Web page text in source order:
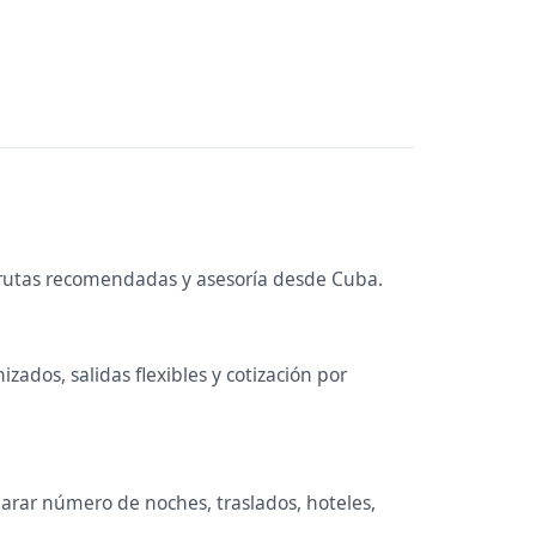
recomendadas y asesoría desde Cuba.
salidas flexibles y cotización por
número de noches, traslados, hoteles,